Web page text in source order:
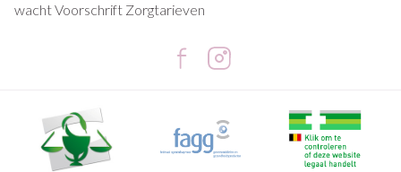
wachtVoorschrift Zorgtarieven